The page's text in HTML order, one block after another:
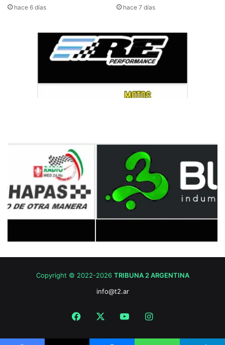
hace 6 días hace 7 días
Copyright © 2022-2026 TRIBUNA 2 ARGENTINA
info@t2.ar
Facebook YouTubeInstagram